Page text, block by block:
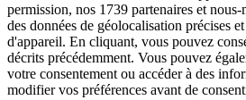
permission, nos 1739 partenaires et
des données de géolocalisation précises
d'appareil. En cliquant, vous pouvez
décrits précédemment. Vous pouvez
votre consentement ou accéder à des
modifier vos préférences avant de